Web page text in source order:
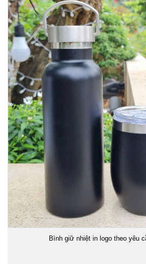
Bình giữ nhiệt in logo theo yêu